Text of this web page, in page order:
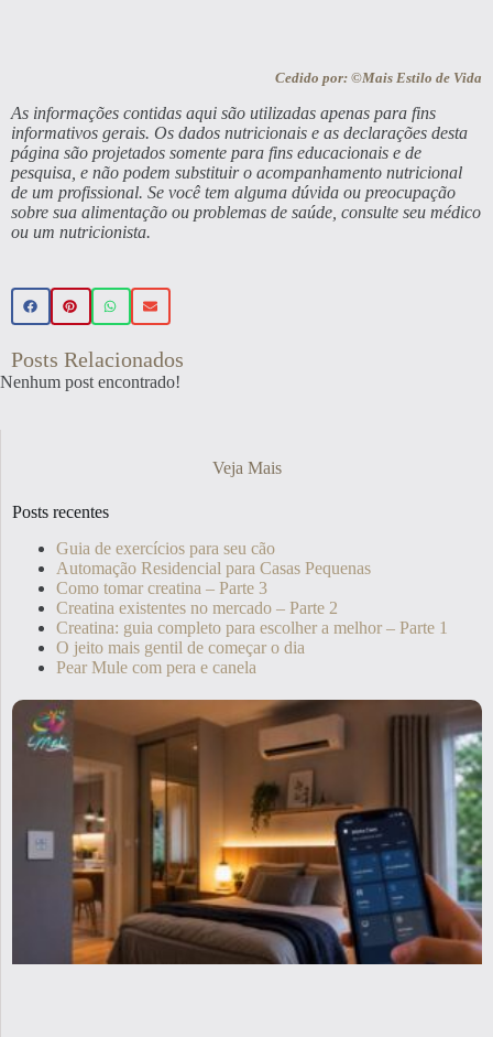
Cedido por: ©Mais Estilo de Vida
As informações contidas aqui são utilizadas apenas para fins
informativos gerais. Os dados nutricionais e as declarações desta
página são projetados somente para fins educacionais e de
pesquisa, e não podem substituir o acompanhamento nutricional
de um profissional. Se você tem alguma dúvida ou preocupação
sobre sua alimentação ou problemas de saúde, consulte seu médico
ou um nutricionista.
Posts Relacionados
Nenhum post encontrado!
Veja Mais
Posts recentes
Guia de exercícios para seu cão
Automação Residencial para Casas Pequenas
Como tomar creatina – Parte 3
Creatina existentes no mercado – Parte 2
Creatina: guia completo para escolher a melhor – Parte 1
O jeito mais gentil de começar o dia
Pear Mule com pera e canela